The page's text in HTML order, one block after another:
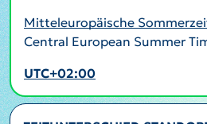
Mitteleuropäische
Central European Summer
UTC+02:00